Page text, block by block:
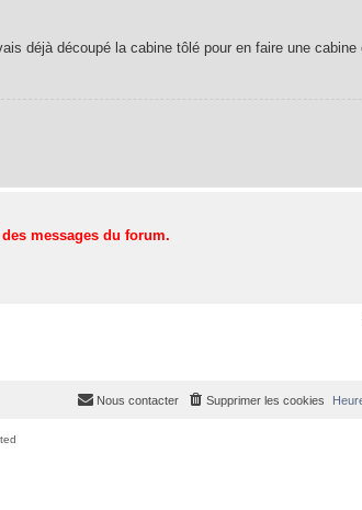
déjà découpé la cabine tôlé pour en faire une cabine
messages du forum.
Supprimer les cookies
Nous contacter